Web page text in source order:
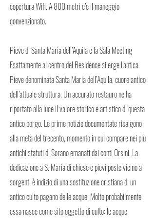
copertura Wifi. A 800 metri c’è il maneggio
convenzionato.
Pieve di Santa Maria dell’Aquila e la Sala Meeting
Esattamente al centro del Residence si erge l’antica
Pieve denominata Santa Maria dell’Aquila, cuore antico
dell’attuale struttura. Un accurato restauro ne ha
riportato alla luce il valore storico e artistico di questa
antico borgo. Le prime notizie documentate risalgono
alla metà del trecento, momento in cui compare nei più
antichi statuti di Sorano emanati dai conti Orsini. La
dedicazione a S. Maria di chiese e pievi poste vicino a
sorgenti è indizio di una sostituzione cristiana di un
antico culto pagano delle acque. Molto probabilmente
essa nasce come sito oggetto di culto: le acque